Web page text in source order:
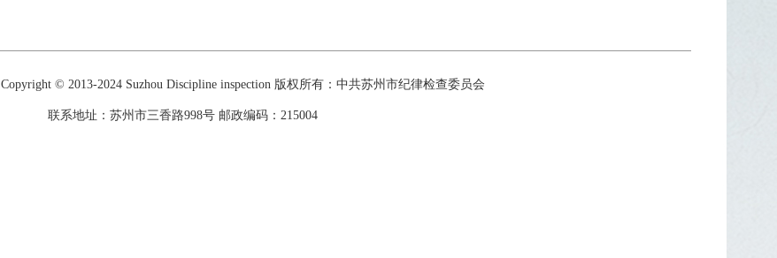
Copyright © 2013-2024 Suzhou Discipline inspection 版权所有：中共苏州市纪律检查委员会
联系地址：苏州市三香路998号 邮政编码：215004